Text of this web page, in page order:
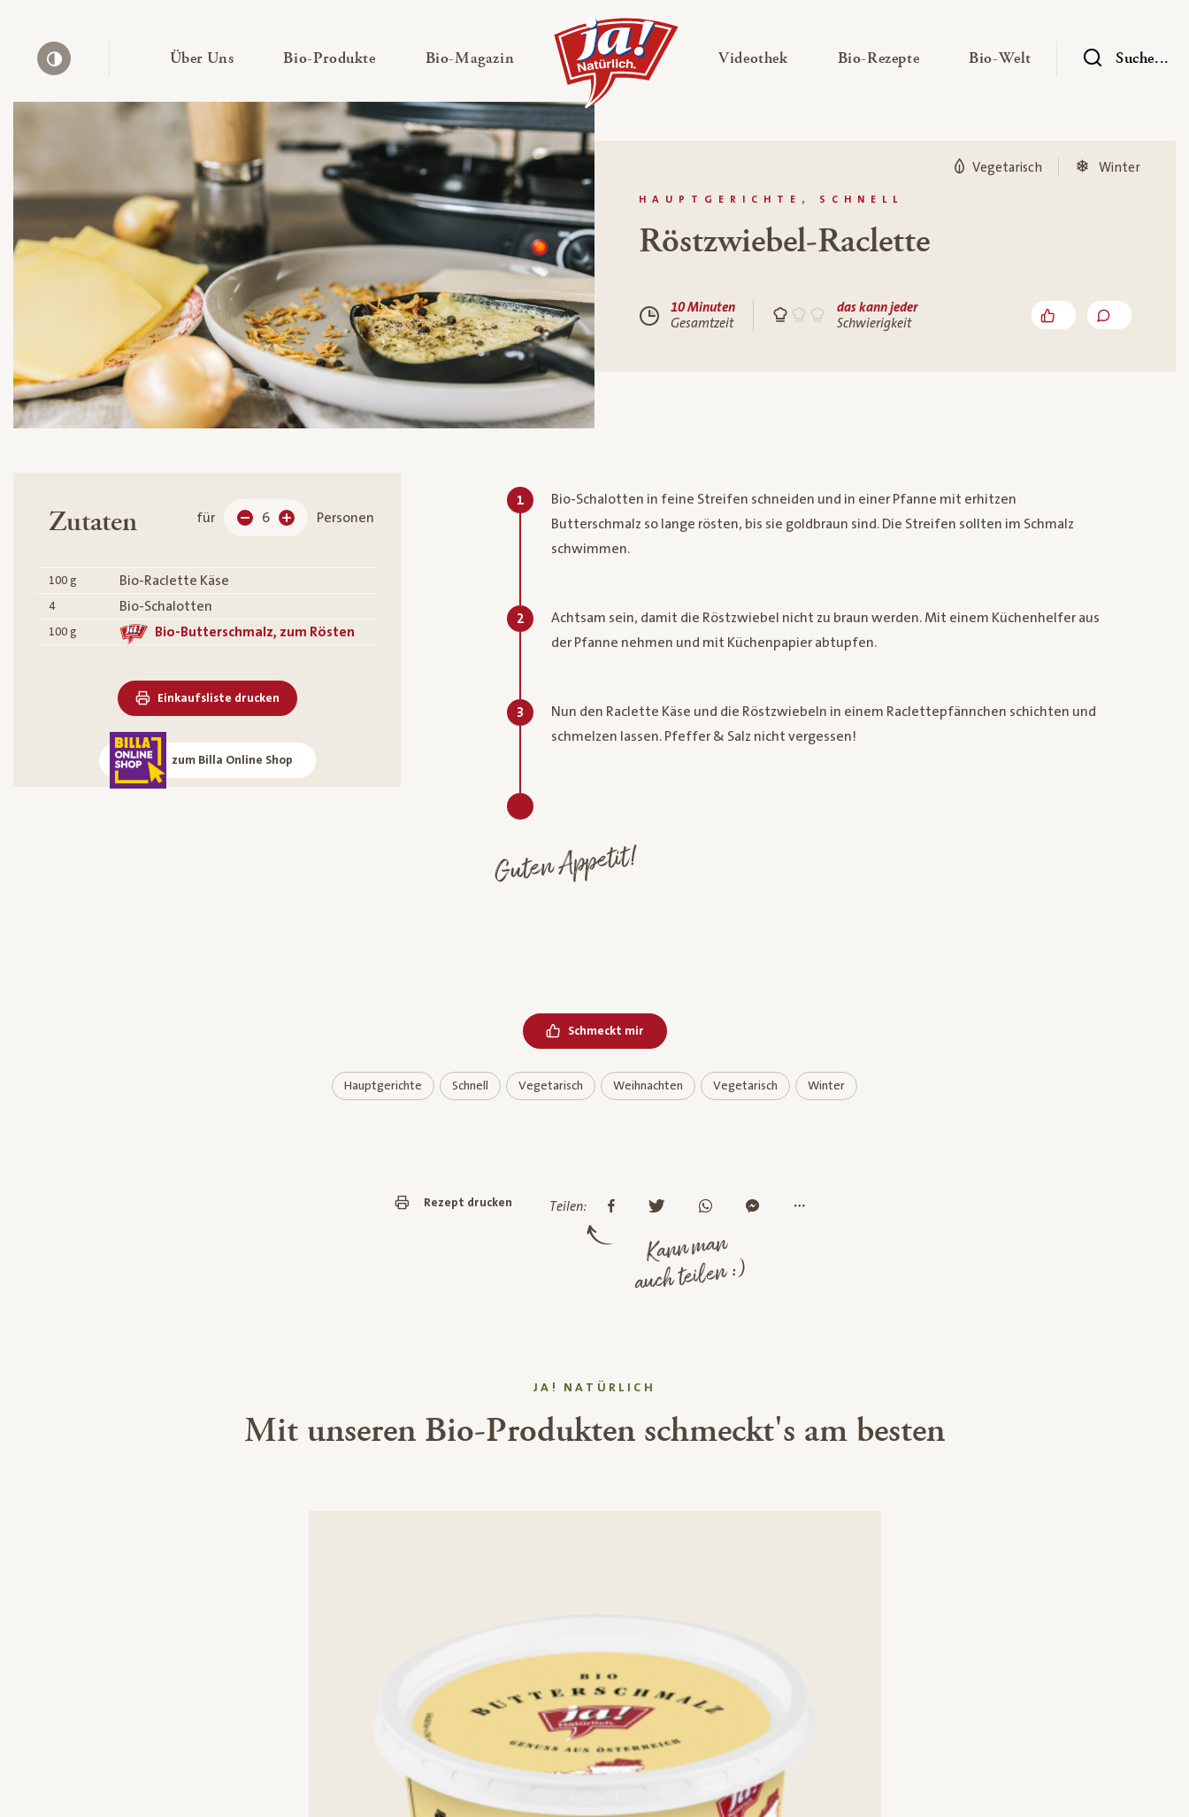
Über Uns— Untermenü ausklappen
Bio-Produkte— Untermenü ausklappen
Bio-Magazin — Untermenü ausklappen Videothek— Untermenü ausklappen
Bio-Rezepte— Untermenü ausklappen
Bio-Welt — UntermenüSuche...
HAUPTGERICHTE, SCHNELL
Vegetarisch Winter
Röstzwiebel-Raclette
10 Minuten
Gesamtzeit
das kann jeder
Schwierigkeit
Zutaten für 6 Personen
100 g Bio-Raclette Käse
4 Bio-Schalotten
100 g Bio-Butterschmalz, zum Rösten
Einkaufsliste drucken
zum Billa Online Shop
1
Bio-Schalotten in feine Streifen schneiden und in einer Pfanne mit erhitzen
Butterschmalz so lange rösten, bis sie goldbraun sind. Die Streifen sollten im Schmalz
schwimmen.
2
Achtsam sein, damit die Röstzwiebel nicht zu braun werden. Mit einem Küchenhelfer aus
der Pfanne nehmen und mit Küchenpapier abtupfen.
3
Nun den Raclette Käse und die Röstzwiebeln in einem Raclettepfännchen schichten und
schmelzen lassen. Pfeffer & Salz nicht vergessen!
Guten Appetit!
Schmeckt mir
Hauptgerichte Schnell Vegetarisch Weihnachten Vegetarisch Winter
Rezept drucken Teilen:
Kann man
auch teilen :)
JA! NATÜRLICH
Mit unseren Bio-Produkten schmeckt's am besten